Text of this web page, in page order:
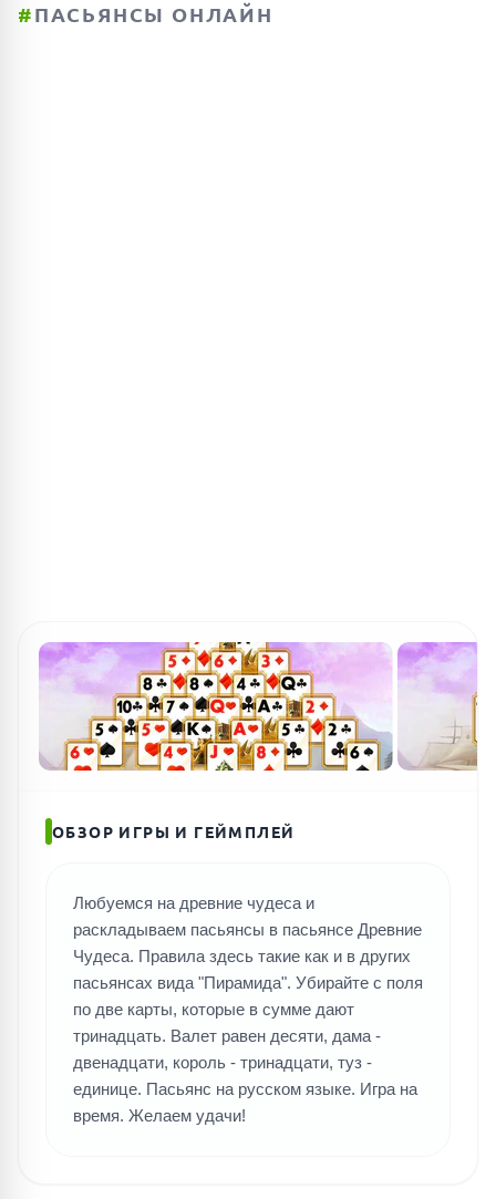
#ПАСЬЯНСЫ ОНЛАЙН
ОБЗОР ИГРЫ И ГЕЙМПЛЕЙ
Любуемся на древние чудеса и
раскладываем пасьянсы в пасьянсе Древние
Чудеса. Правила здесь такие как и в других
пасьянсах вида "Пирамида". Убирайте с поля
по две карты, которые в сумме дают
тринадцать. Валет равен десяти, дама -
двенадцати, король - тринадцати, туз -
единице. Пасьянс на русском языке. Игра на
время. Желаем удачи!